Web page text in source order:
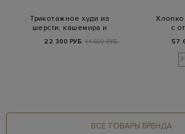
Трикотажное худи из
шерсти, кашемира и
22 300 РУБ. 44 600 РУБ.
с
57
ВСЕ ТОВАРЫ БРЕНДА